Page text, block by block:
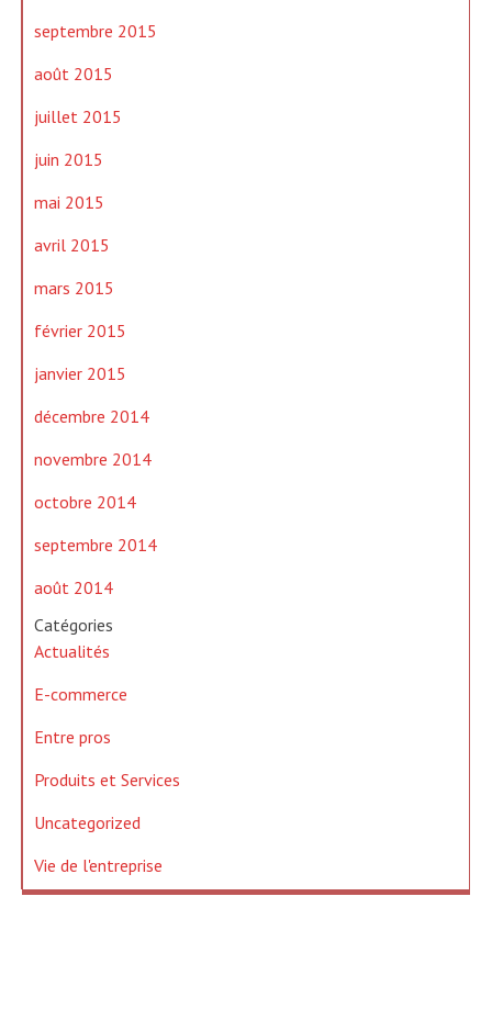
septembre 2015
août 2015
juillet 2015
juin 2015
mai 2015
avril 2015
mars 2015
février 2015
janvier 2015
décembre 2014
novembre 2014
octobre 2014
septembre 2014
août 2014
Catégories
Actualités
E-commerce
Entre pros
Produits et Services
Uncategorized
Vie de l'entreprise